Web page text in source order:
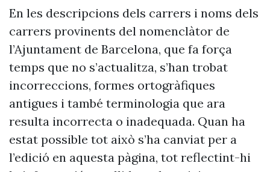
En les descripcions dels carrers i noms dels
carrers provinents del nomenclàtor de
l’Ajuntament de Barcelona, que fa força
temps que no s’actualitza, s’han trobat
incorreccions, formes ortogràfiques
antigues i també terminologia que ara
resulta incorrecta o inadequada. Quan ha
estat possible tot això s’ha canviat per a
l’edició en aquesta pàgina, tot reflectint-hi